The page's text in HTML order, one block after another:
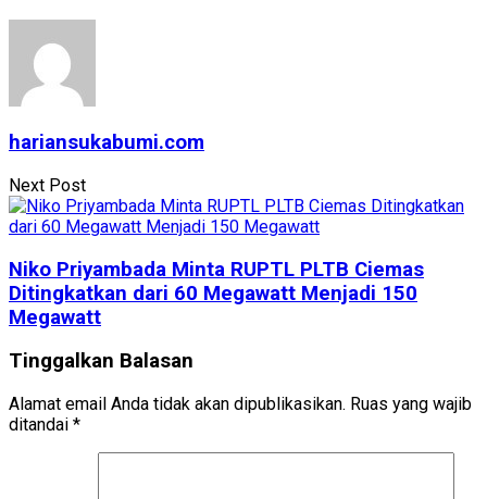
hariansukabumi.com
Next Post
Niko Priyambada Minta RUPTL PLTB Ciemas
Ditingkatkan dari 60 Megawatt Menjadi 150
Megawatt
Tinggalkan Balasan
Alamat email Anda tidak akan dipublikasikan. Ruas yang wajib
ditandai *